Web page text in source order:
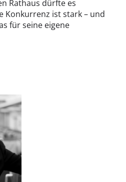
Rathaus dürfte es
Konkurrenz ist stark – und
für seine eigene